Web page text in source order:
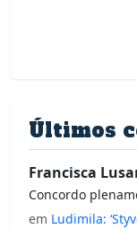
Últimos
Francisca
Concordo
em Ludimila: